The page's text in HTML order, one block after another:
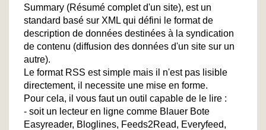
Summary (Résumé complet d'un site), est un
standard basé sur XML qui défini le format de
description de données destinées à la syndication
de contenu (diffusion des données d'un site sur un
autre).
Le format RSS est simple mais il n'est pas lisible
directement, il necessite une mise en forme.
Pour cela, il vous faut un outil capable de le lire :
- soit un lecteur en ligne comme Blauer Bote
Easyreader, Bloglines, Feeds2Read, Everyfeed,